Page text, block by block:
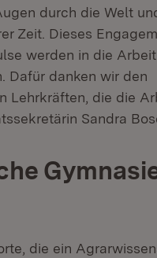
durch die Welt
Zeit. Dieses
werden in die
Dafür danken wir den
Lehrkräften, die die
Sandra
die ein